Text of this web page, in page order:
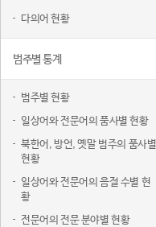
다의어 현황
범주별 통계
범주별 현황
일상어와 전문어의 품사별 현황
북한어, 방언, 옛말 범주의 품사별
현황
일상어와 전문어의 음절 수별 현
황
전문어의 전문 분야별 현황